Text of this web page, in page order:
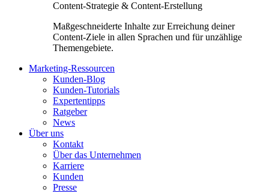
Content-Strategie & Content-Erstellung
Maßgeschneiderte Inhalte zur Erreichung deiner
Content-Ziele in allen Sprachen und für unzählige
Themengebiete.
Marketing-Ressourcen
Kunden-Blog
Kunden-Tutorials
Expertentipps
Ratgeber
News
Über uns
Kontakt
Über das Unternehmen
Karriere
Kunden
Presse